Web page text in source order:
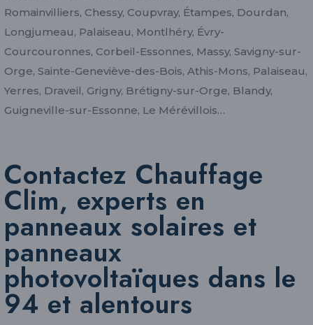
Romainvilliers, Chessy, Coupvray, Étampes, Dourdan,
Longjumeau, Palaiseau, Montlhéry, Évry-
Courcouronnes, Corbeil-Essonnes, Massy, Savigny-sur-
Orge, Sainte-Geneviève-des-Bois, Athis-Mons, Palaiseau,
Yerres, Draveil, Grigny, Brétigny-sur-Orge, Blandy,
Guigneville-sur-Essonne, Le Mérévillois…
Contactez Chauffage
Clim, experts en
panneaux solaires et
panneaux
photovoltaïques dans le
94 et alentours